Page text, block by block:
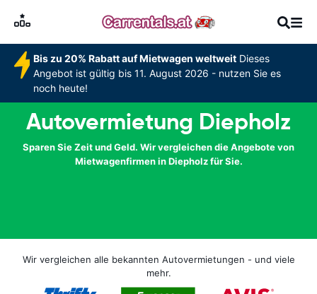
Bis zu 20% Rabatt auf Mietwagen weltweitDieses
Angebot ist gültig bis 11. August 2026 - nutzen Sie es
noch heute!
Autovermietung Diepholz
Sparen Sie Zeit und Geld. Wir vergleichen die Angebote von
Mietwagenfirmen in Diepholz für Sie.
Wir vergleichen alle bekannten Autovermietungen - und viele
mehr.